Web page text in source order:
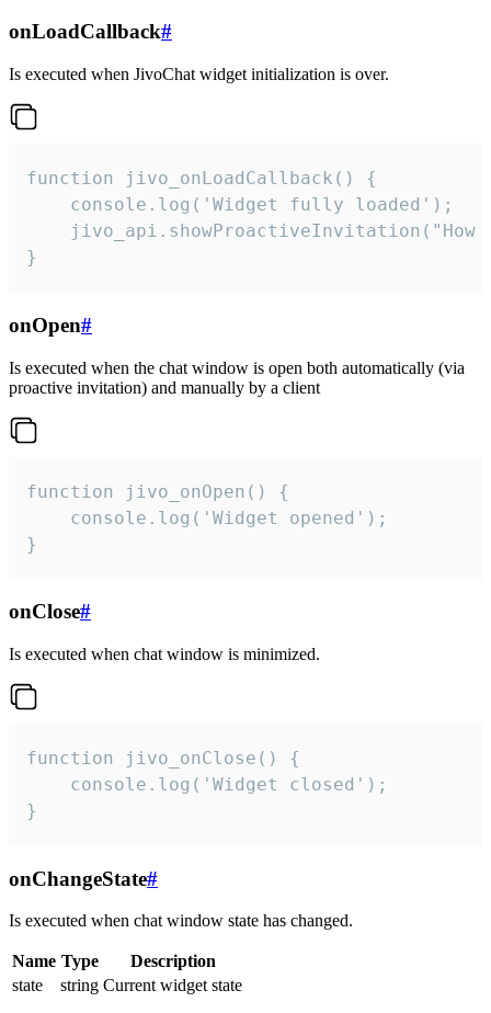
onLoadCallback#
Is executed when JivoChat widget initialization is over.
function jivo_onLoadCallback() {
    console.log('Widget fully loaded');
jivo_api.showProactiveInvitation("How
}
onOpen#
Is executed when the chat window is open both automatically (via
proactive invitation) and manually by a client
function jivo_onOpen() {
    console.log('Widget opened');
}
onClose#
Is executed when chat window is minimized.
function jivo_onClose() {
    console.log('Widget closed');
}
onChangeState#
Is executed when chat window state has changed.
Name Type
Description
state
string Current widget state